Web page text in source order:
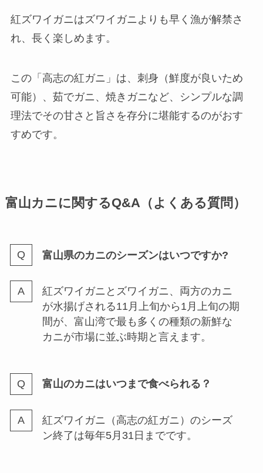
紅ズワイガニはズワイガニよりも早く漁が解禁さ
れ、長く楽しめます。
この「高志の紅ガニ」は、刺身（鮮度が良いため
可能）、茹でガニ、焼きガニなど、シンプルな調
理法でその甘さと旨さを存分に堪能するのがおす
すめです。
富山カニに関するQ&A（よくある質問）
富山県のカニのシーズンはいつですか?
紅ズワイガニとズワイガニ、両方のカニ
が水揚げされる11月上旬から1月上旬の期
間が、富山湾で最も多くの種類の新鮮な
カニが市場に並ぶ時期と言えます。
富山のカニはいつまで食べられる？
紅ズワイガニ（高志の紅ガニ）のシーズ
ン終了は毎年5月31日までです。